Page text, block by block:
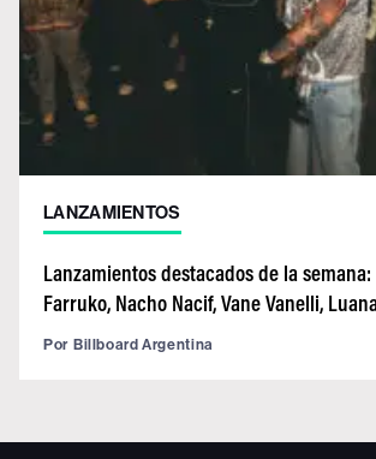
LANZAMIENTOS
Lanzamientos destacados de la semana:
Farruko, Nacho Nacif, Vane Vanelli,
Por Billboard Argentina